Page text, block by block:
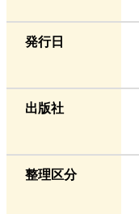
発行日
出版社
整理区分